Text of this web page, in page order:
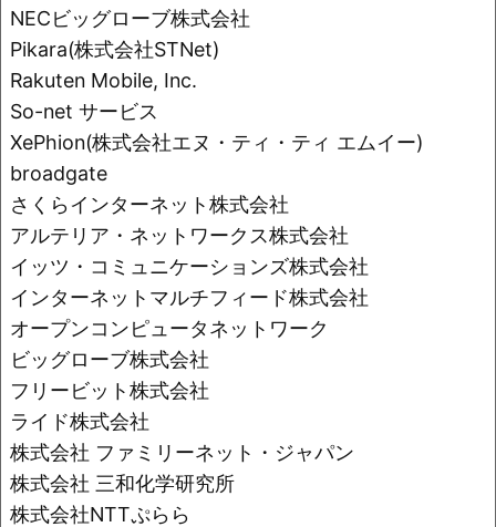
NECビッグローブ株式会社
Pikara(株式会社STNet)
Rakuten Mobile, Inc.
So-net サービス
XePhion(株式会社エヌ・ティ・ティ エムイー)
broadgate
さくらインターネット株式会社
アルテリア・ネットワークス株式会社
イッツ・コミュニケーションズ株式会社
インターネットマルチフィード株式会社
オープンコンピュータネットワーク
ビッグローブ株式会社
フリービット株式会社
ライド株式会社
株式会社 ファミリーネット・ジャパン
株式会社 三和化学研究所
株式会社NTTぷらら